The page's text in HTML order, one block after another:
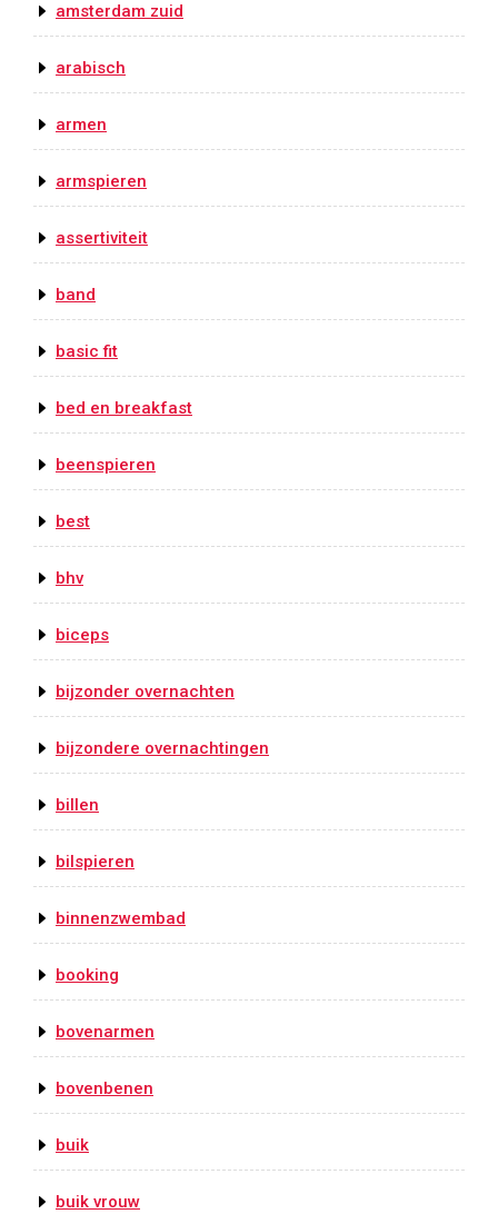
amsterdam zuid
arabisch
armen
armspieren
assertiviteit
band
basic fit
bed en breakfast
beenspieren
best
bhv
biceps
bijzonder overnachten
bijzondere overnachtingen
billen
bilspieren
binnenzwembad
booking
bovenarmen
bovenbenen
buik
buik vrouw